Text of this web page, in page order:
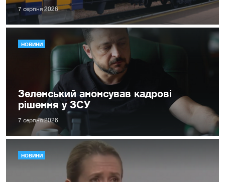
7 серпня 2026
НОВИНИ
Зеленський анонсував кадрові
рішення у ЗСУ
7 серпня 2026
НОВИНИ